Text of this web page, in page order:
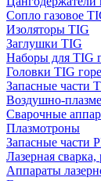
Сопло газовое
Изоляторы TIG
Заглушки TIG
Наборы для TIG
Головки TIG
Запасные части
Воздушно-
Сварочные
Плазмотроны
Запасные части
Лазерная сварка,
Аппараты